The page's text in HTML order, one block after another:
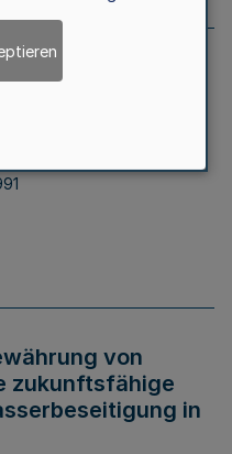
des
- AG -
von
zukunftsfähige
in